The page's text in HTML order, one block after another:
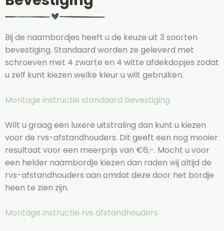
Bij de naambordjes heeft u de keuze uit 3 soorten
bevestiging. Standaard worden ze geleverd met
schroeven met 4 zwarte en 4 witte afdekdopjes zodat
u zelf kunt kiezen welke kleur u wilt gebruiken.
Montage instructie standaard bevestiging
Wilt u graag een luxere uitstraling dan kunt u kiezen
voor de rvs-afstandhouders. Dit geeft een nog mooier
resultaat voor een meerprijs van €6,-. Mocht u voor
een helder naambordje kiezen dan raden wij altijd de
rvs-afstandhouders aan omdat deze door het bordje
heen te zien zijn.
Montage instructie rvs afstandhouders